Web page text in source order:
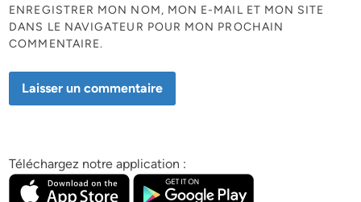
ENREGISTRER MON NOM, MON E-MAIL ET MON SITE
DANS LE NAVIGATEUR POUR MON PROCHAIN
COMMENTAIRE.
Téléchargez notre application :